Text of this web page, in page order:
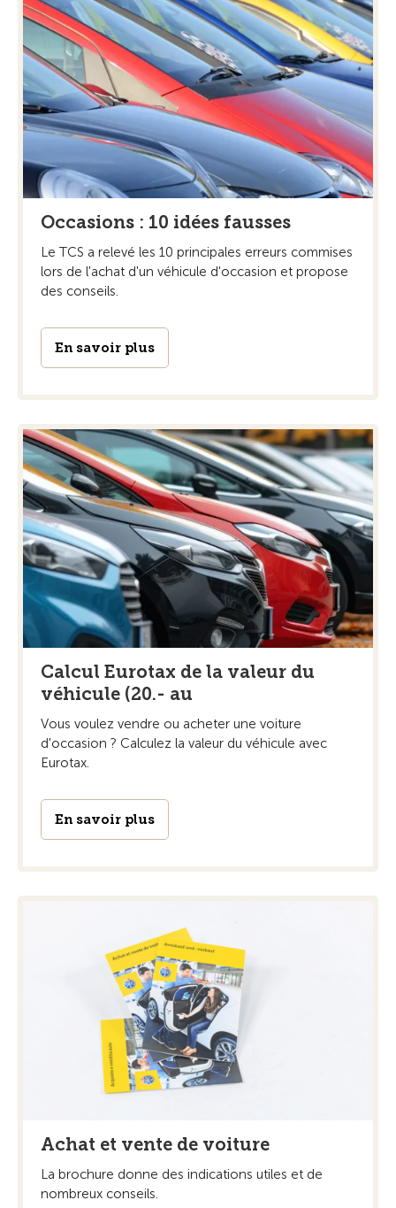
Occasions : 10 idées fausses
Le TCS a relevé les 10 principales erreurs commises
lors de l'achat d'un véhicule d'occasion et propose
des conseils.
En savoir plus
Calcul Eurotax de la valeur du
véhicule (20.- au
Vous voulez vendre ou acheter une voiture
d'occasion ? Calculez la valeur du véhicule avec
Eurotax.
En savoir plus
Achat et vente de voiture
La brochure donne des indications utiles et de
nombreux conseils.